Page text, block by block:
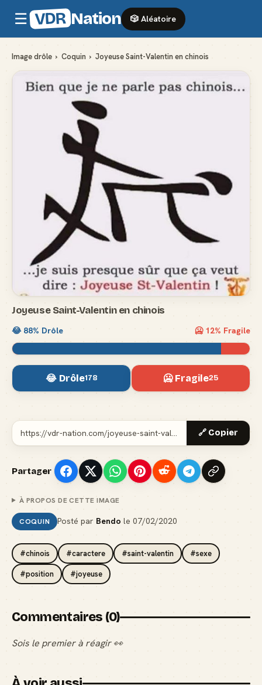
☰ VDR Nation 🎲 Aléatoire
Image drôle › Coquin › Joyeuse Saint-Valentin en chinois
Joyeuse Saint-Valentin en chinois
😂 88% Drôle 🥶 12% Fragile
😂 Drôle178 🥶 Fragile25
🔗 Copier
Partager
À PROPOS DE CETTE IMAGE
COQUIN Posté par Bendo le07/02/2020
#chinois #caractere #saint-valentin #sexe
#position #joyeuse
Commentaires (0)
Sois le premier à réagir 👀